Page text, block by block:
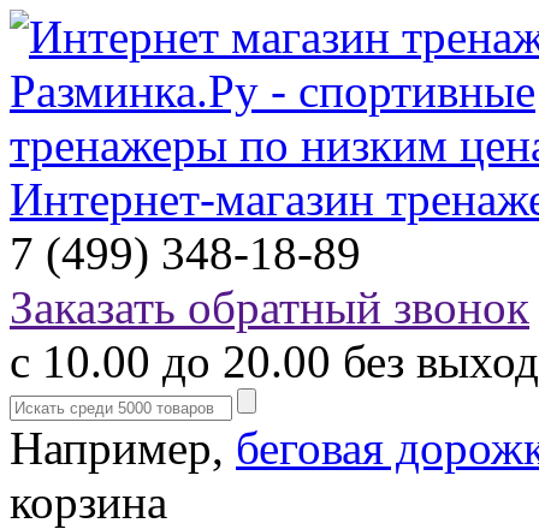
Интернет-магазин
7 (499) 348-18-89
Заказать обратный звонок
с 10.00 до 20.00 без
Например, беговая
корзина